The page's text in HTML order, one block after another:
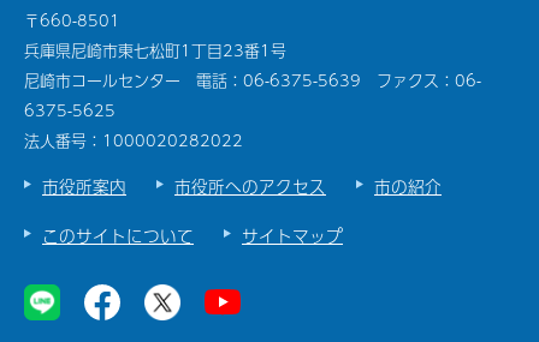
〒660-8501
兵庫県尼崎市東七松町1丁目23番1号
尼崎市コールセンター 電話：06-6375-5639 ファクス：06-
6375-5625
法人番号：1000020282022
市役所案内 市役所へのアクセス
市の紹介
このサイトについて
サイトマップ